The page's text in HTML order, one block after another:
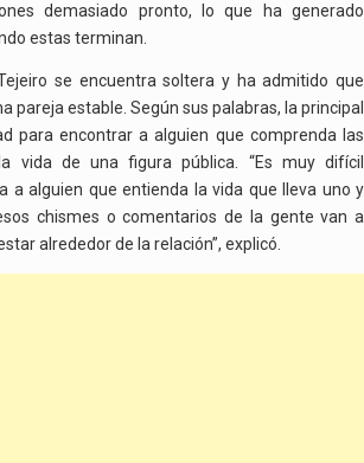
demasiado pronto, lo que ha generado
estas terminan.
se encuentra soltera y ha admitido que
pareja estable. Según sus palabras, la principal
para encontrar a alguien que comprenda las
vida de una figura pública. “Es muy difícil
a alguien que entienda la vida que lleva uno y
chismes o comentarios de la gente van a
alrededor de la relación”, explicó.